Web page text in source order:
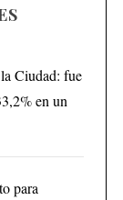
Ciudad: fue
en un
para